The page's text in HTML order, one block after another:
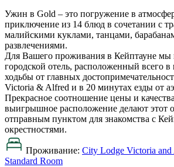
Ужин в Gold – это погружение в
приключение из 14 блюд в сочетании с
малийскими куклами, танцами,
развлечениями.
Для Вашего проживания в Кейптауне
городской отель, расположенный всего
ходьбы от главных
Victoria & Alfred и в 20 минутах езды от
Прекрасное соотношение цены и
выигрышное расположение делают этот
отправным пунктом для знакомства с
окрестностями.
Проживание: City Lodge Victoria
Standard Room